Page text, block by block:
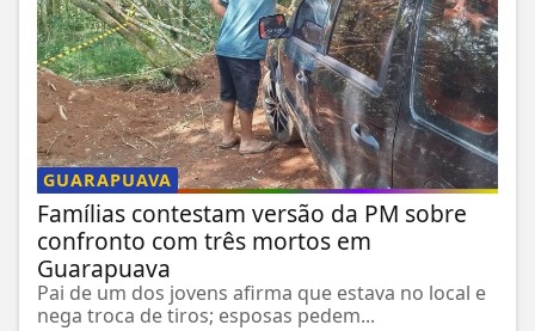
GUARAPUAVA
Famílias contestam versão da PM sobre
confronto com três mortos em
Guarapuava
Pai de um dos jovens afirma que estava no local e
nega troca de tiros; esposas pedem...